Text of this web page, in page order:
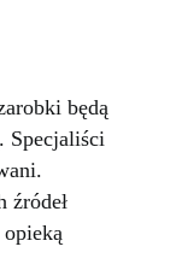
będą
Specjaliści
źródeł